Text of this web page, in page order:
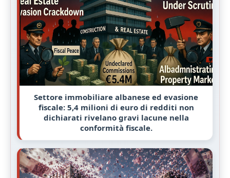
Settore immobiliare albanese ed evasione
fiscale: 5,4 milioni di euro di redditi non
dichiarati rivelano gravi lacune nella
conformità fiscale.